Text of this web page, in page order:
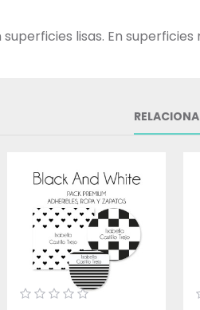
lisas. En